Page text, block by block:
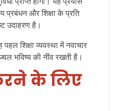
प्रबंधन और शिक्षा के प्रति
उदाहरण है।
शिक्षा व्यवस्था में नवाचार
भविष्य की नींव रखती है।
केलिए